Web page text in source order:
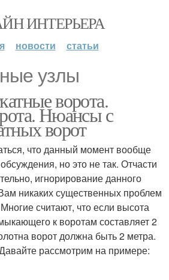
ИНТЕРЬЕРА
новости статьи
узлы
ворота.
Нюансы с
ворот
что данный момент вообще
но это не так. Отчасти
игнорирование данного
никаких существенных проблем
считают, что если высота
к воротам составляет 2
ворот должна быть 2 метра.
рассмотрим на примере: